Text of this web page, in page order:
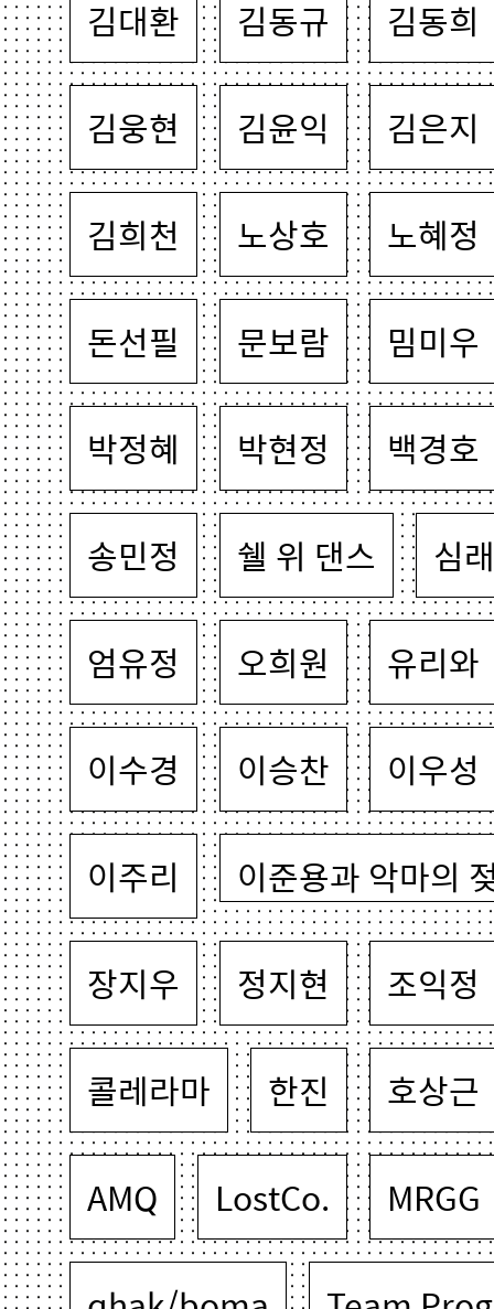
김대환 김동규 김동희
김웅현 김윤익 김은지
김희천 노상호 노혜정
돈선필 문보람 밈미우
박정혜 박현정 백경호
송민정 쉘 위 댄스 심
엄유정 오희원 유리와
이수경 이승찬 이우성
이주리 이준용과 악마의
장지우 정지현 조익정
콜레라마 한진 호상근
AMQ LostCo. MRGG